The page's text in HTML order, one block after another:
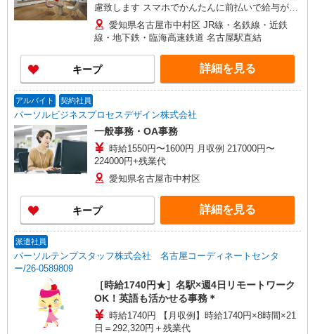
慮致します スマホでかんたんに前払いで給与が受
け取れます（※上限、条件あり） 上限2万円まで
愛知県名古屋市中村区 JR線・名鉄線・近鉄
線・地下鉄・臨海高速鉄道 名古屋駅直結
キープ 詳細を見る
アルバイト 契約社員
パーソルビジネスプロセスデザイン株式会社
一般事務・OA事務
時給1550円〜1600円 月収例 217000円〜
224000円+残業代
愛知県名古屋市中村区
キープ 詳細を見る
派遣社員
パーソルテンプスタッフ株式会社 名古屋コーディネートセンタ
ー/26-0589809
［時給1740円★］名駅×週4日リモートワーク
OK！英語も活かせる事務＊
時給1740円 【月収例】時給1740円×8時間×21
日＝292,320円＋残業代